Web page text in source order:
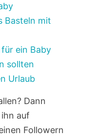
Basteln mit
ein Baby
sollten
Urlaub
Dann
auf
Followern